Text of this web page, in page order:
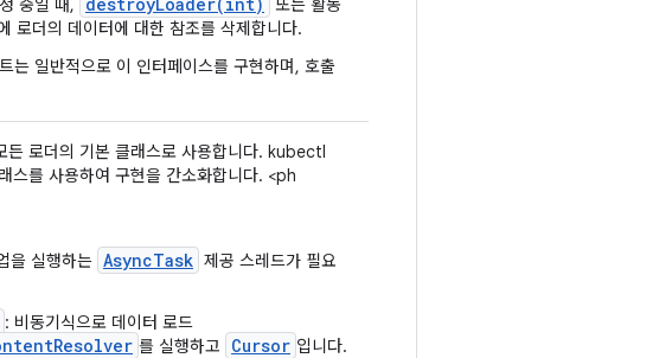
중일 때,
또는 활동
로더의 데이터에 대한 참조를 삭제합니다.
는 일반적으로 이 인터페이스를 구현하며, 호출
든 로더의 기본 클래스로 사용합니다. kubectl
스를 사용하여 구현을 간소화합니다. <ph
을 실행하는 AsyncTask 제공 스레드가 필요
: 비동기식으로 데이터 로드
를 실행하고 Cursor 입니다.